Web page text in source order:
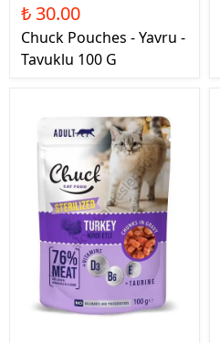
₺ 30.00
Chuck Pouches - Yavru -
Tavuklu 100 G